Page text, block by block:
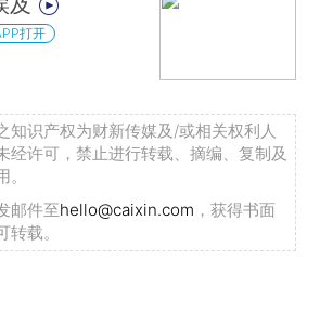
打开
知识产权为财新传媒及/或相关权利人
经许可，禁止进行转载、摘编、复制及
邮件至hello@caixin.com ，获得书面
载。